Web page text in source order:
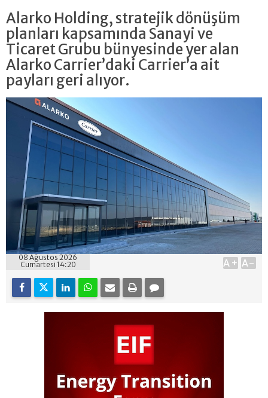
Alarko Holding, stratejik dönüşüm
planları kapsamında Sanayi ve
Ticaret Grubu bünyesinde yer alan
Alarko Carrier’daki Carrier’a ait
payları geri alıyor.
08 Ağustos 2026
Cumartesi 14:20
A+ A-